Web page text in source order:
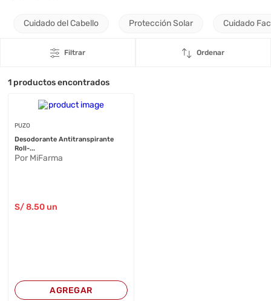
Cuidado del Cabello Protección Solar Cuidado
Filtrar Ordenar
1 productos encontrados
PUZO
Desodorante Antitranspirante
Roll-...
Por MiFarma
S/8.50 un
AGREGAR